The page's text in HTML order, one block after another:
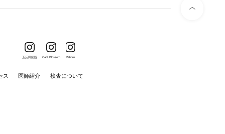
五反田病院 Café Blossom Reborn
ス 医師紹介 検査について